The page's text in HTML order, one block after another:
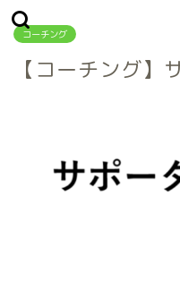
コーチング
【コーチング】